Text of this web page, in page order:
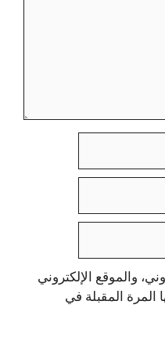
والموقع الإلكتروني
المرة المقبلة في